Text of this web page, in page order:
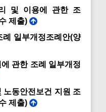
및 이용에 관한 조
제출)
일부개정조례안(양
관한 조례 일부개정
노동안전보건 지원 조
제출)